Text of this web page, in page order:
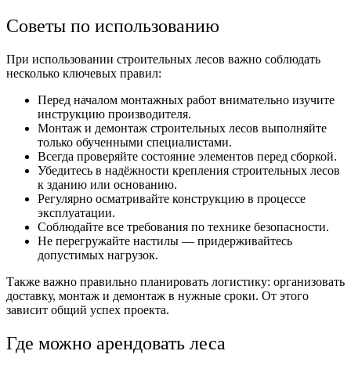
Советы по использованию
При использовании строительных лесов важно соблюдать
несколько ключевых правил:
Перед началом монтажных работ внимательно изучите
инструкцию производителя.
Монтаж и демонтаж строительных лесов выполняйте
только обученными специалистами.
Всегда проверяйте состояние элементов перед сборкой.
Убедитесь в надёжности крепления строительных лесов
к зданию или основанию.
Регулярно осматривайте конструкцию в процессе
эксплуатации.
Соблюдайте все требования по технике безопасности.
Не перегружайте настилы — придерживайтесь
допустимых нагрузок.
Также важно правильно планировать логистику: организовать
доставку, монтаж и демонтаж в нужные сроки. От этого
зависит общий успех проекта.
Где можно арендовать леса